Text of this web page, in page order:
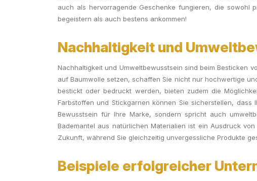
auch als hervorragende Geschenke fungieren, die sowohl
begeistern als auch bestens ankommen!
Nachhaltigkeit und
Nachhaltigkeit und Umweltbewusstsein sind beim Besticken
auf Baumwolle setzen, schaffen Sie nicht nur hochwertige
bestickt oder bedruckt werden, bieten zudem die
Farbstoffen und Stickgarnen können Sie sicherstellen,
Bewusstsein für Ihre Marke, sondern spricht auch
Bademantel aus natürlichen Materialien ist ein Ausdruck
Zukunft, während Sie gleichzeitig unvergessliche Produkte
Beispiele erfolgreicher